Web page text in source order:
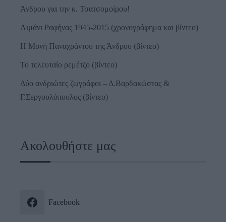
Άνδρου για την κ. Τσατσομοίρου!
Λιμάνι Ραφήνας 1945-2015 (χρονογράφημα και βίντεο)
Η Μονή Παναχράντου της Άνδρου (βίντεο)
Το τελευταίο ρεμέτζο (βίντεο)
Δύο ανδριώτες ζωγράφοι – Δ.Βαρδακώστας &
Γ.Σεργουλόπουλος (βίντεο)
Ακολουθήστε μας
Facebook